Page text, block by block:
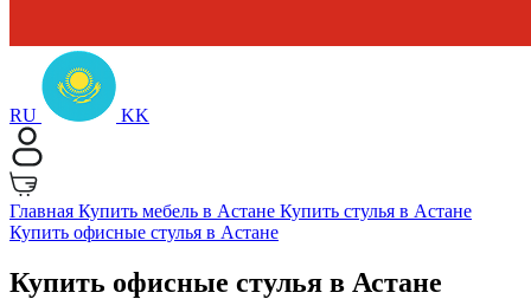
RU KK
Главная Купить мебель в Астане Купить стулья в Астане
Купить офисные стулья в Астане
Купить офисные стулья в Астане